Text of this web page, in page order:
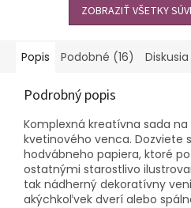
ZOBRAZIŤ VŠETKY
Popis Podobné (16) Diskusia
Podrobný popis
Komplexná kreatívna sada
kvetinového venca. Dozviete
hodvábneho papiera, ktoré
ostatnými starostlivo
tak nádherný dekoratívny
akýchkoľvek dverí alebo